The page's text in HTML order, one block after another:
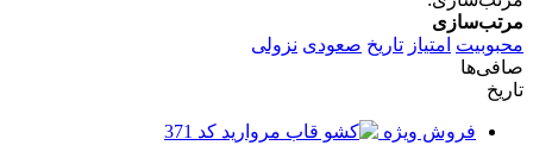
مرتب‌سازی
محبوبیت امتیاز تاریخ صعودی نزولی
صافی‌ها
تاریخ
فروش ویژه